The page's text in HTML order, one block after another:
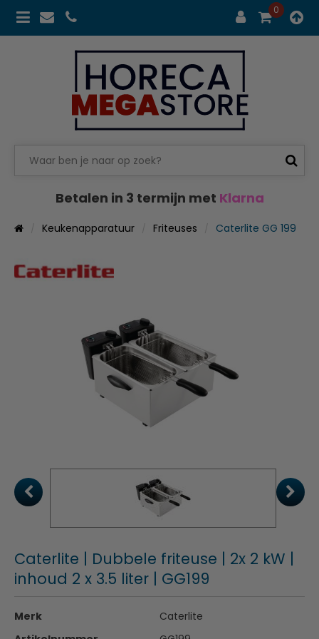
0
Betalen in 3 termijn met Klarna
Keukenapparatuur Friteuses Caterlite GG 199
Caterlite | Dubbele friteuse | 2x 2 kW |
inhoud 2 x 3.5 liter | GG199
Merk
Caterlite